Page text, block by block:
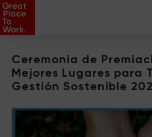
Ceremonia de
Mejores Lugares para
Gestión Sostenible